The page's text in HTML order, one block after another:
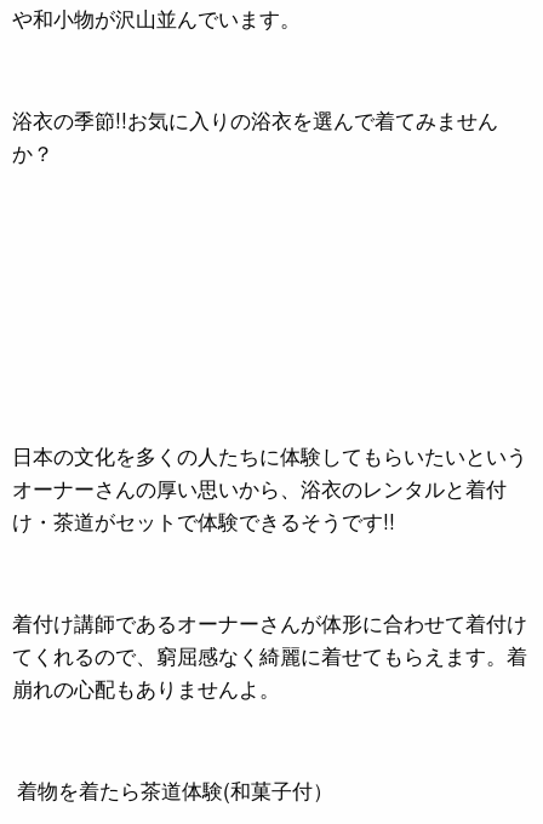
や和小物が沢山並んでいます。
浴衣の季節!!お気に入りの浴衣を選んで着てみません
か？
日本の文化を多くの人たちに体験してもらいたいという
オーナーさんの厚い思いから、浴衣のレンタルと着付
け・茶道がセットで体験できるそうです!!
着付け講師であるオーナーさんが体形に合わせて着付け
てくれるので、窮屈感なく綺麗に着せてもらえます。着
崩れの心配もありませんよ。
着物を着たら茶道体験(和菓子付）